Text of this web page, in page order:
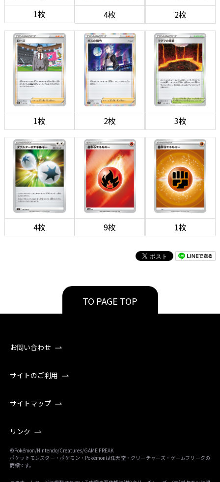
1枚 4枚 2枚
1枚 2枚 3枚
4枚 9枚 1枚
TO PAGE TOP
お問い合わせ
サイトのご利用
サイトマップ
リンク
©Pokémon/Nintendo/Creatures/GAME FREAK
ポケットモンスター・ポケモン・Pokémonは任天堂・クリーチャーズ・ゲームフリークの
商標です。